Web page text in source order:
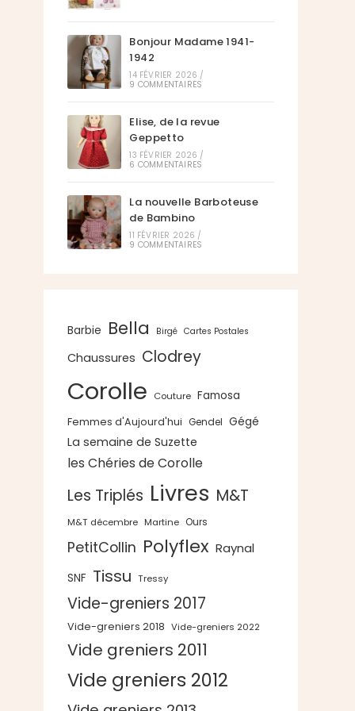
Bonjour Madame 1941-
1942
14 FÉVRIER 2026 /
9 COMMENTAIRES
Elise, de la revue
Geppetto
13 FÉVRIER 2026 /
6 COMMENTAIRES
La nouvelle Barboteuse
de Bambino
11 FÉVRIER 2026 /
9 COMMENTAIRES
Barbie Bella Birgé Cartes Postales
Chaussures Clodrey
Corolle Couture Famosa
Femmes d'Aujourd'hui Gendel Gégé
La semaine de Suzette
les Chéries de Corolle
Les Triplés Livres M&T
M&T décembre Martine Ours
PetitCollin Polyflex Raynal
SNF Tissu Tressy
Vide-greniers 2017
Vide-greniers 2018 Vide-greniers 2022
Vide greniers 2011
Vide greniers 2012